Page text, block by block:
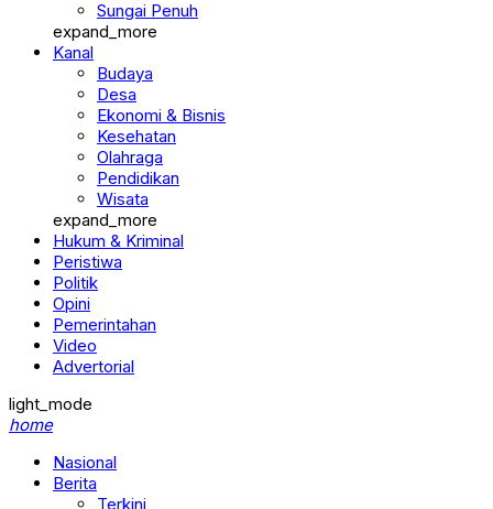
Sungai Penuh
expand_more
Kanal
Budaya
Desa
Ekonomi & Bisnis
Kesehatan
Olahraga
Pendidikan
Wisata
expand_more
Hukum & Kriminal
Peristiwa
Politik
Opini
Pemerintahan
Video
Advertorial
light_mode
home
Nasional
Berita
Terkini